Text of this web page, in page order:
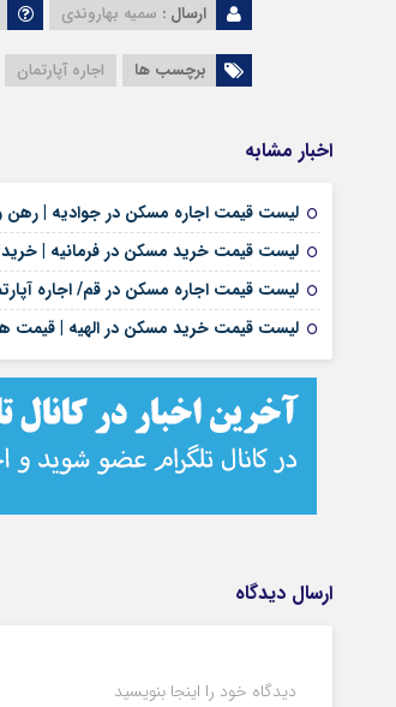
ارسال : سمیه بهاروندی
برچسب ها اجاره آپارتمان
اخبار مشابه
لیست قیمت اجاره مسکن در جوادیه | رهن و اجاره آپارتمان ۲ خوابه در این منطقه چقدر
لیست قیمت خرید مسکن در فرمانیه | خرید آپارتمان ۳ خوابه در این منطقه چقدر سرمایه نیاز دارد؟
لیست قیمت اجاره مسکن در قم/ اجاره
لیست قیمت خرید مسکن در الهیه | قیمت هر
ارسال دیدگاه
دیدگاه خود را اینجا بنویسید